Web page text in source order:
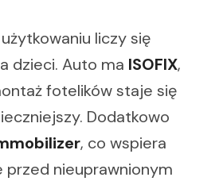
liczy się
dzieci. Auto ma ISOFIX,
fotelików staje się
Dodatkowo
, co wspiera
przed nieuprawnionym